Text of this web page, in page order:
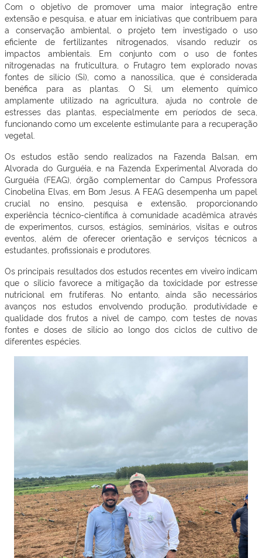
Com o objetivo de promover uma maior integração entre
extensão e pesquisa, e atuar em iniciativas que contribuem para
a conservação ambiental, o projeto tem investigado o uso
eficiente de fertilizantes nitrogenados, visando reduzir os
impactos ambientais. Em conjunto com o uso de fontes
nitrogenadas na fruticultura, o Frutagro tem explorado novas
fontes de silício (Si), como a nanossílica, que é considerada
benéfica para as plantas. O Si, um elemento químico
amplamente utilizado na agricultura, ajuda no controle de
estresses das plantas, especialmente em períodos de seca,
funcionando como um excelente estimulante para a recuperação
vegetal.
Os estudos estão sendo realizados na Fazenda Balsan, em
Alvorada do Gurguéia, e na Fazenda Experimental Alvorada do
Gurguéia (FEAG), órgão complementar do Campus Professora
Cinobelina Elvas, em Bom Jesus. A FEAG desempenha um papel
crucial no ensino, pesquisa e extensão, proporcionando
experiência técnico-científica à comunidade acadêmica através
de experimentos, cursos, estágios, seminários, visitas e outros
eventos, além de oferecer orientação e serviços técnicos a
estudantes, profissionais e produtores.
Os principais resultados dos estudos recentes em viveiro indicam
que o silício favorece a mitigação da toxicidade por estresse
nutricional em frutíferas. No entanto, ainda são necessários
avanços nos estudos envolvendo produção, produtividade e
qualidade dos frutos a nível de campo, com testes de novas
fontes e doses de silício ao longo dos ciclos de cultivo de
diferentes espécies.